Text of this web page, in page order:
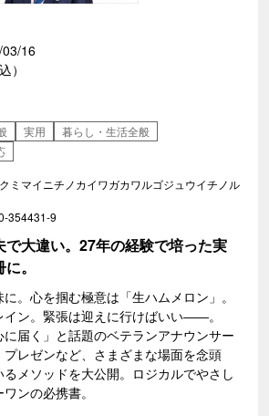
16
）
実用
暮らし・生活全般
ミマイニチノカイワガカワルゴジュウイチノル
354431-9
で大違い。27年の経験で培った実
。
。心を掴む極意は「生ハムメロン」。
イン。緊張は迎えに行けばいい――。
に届く」と話題のベテランアナウンサー
レゼンなど、さまざまな場面を念頭
メソッドを大公開。ロジカルでやさし
ンの必携書。